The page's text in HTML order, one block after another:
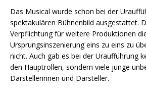
Das Musical wurde schon bei der
spektakulären Bühnenbild ausgestattet.
Verpflichtung für weitere Produktionen
Ursprungsinszenierung eins zu eins zu
nicht. Auch gab es bei der Uraufführung
den Hauptrollen, sondern viele junge
Darstellerinnen und Darsteller.